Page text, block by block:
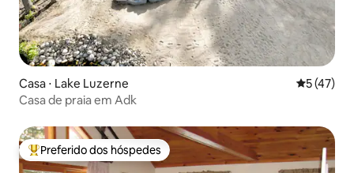
Casa ⋅ Lake Luzerne 5 de uma
5 (47)
Casa de praia em Adk
Entre os melhores preferidos dos hóspedes
Preferido dos hóspedes